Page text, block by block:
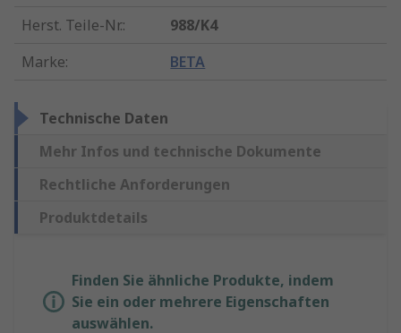
Herst. Teile-Nr.:
988/K4
Marke: BETA
Technische Daten
Mehr Infos und technische Dokumente
Rechtliche Anforderungen
Produktdetails
Finden Sie ähnliche Produkte, indem
Sie ein oder mehrere Eigenschaften
auswählen.